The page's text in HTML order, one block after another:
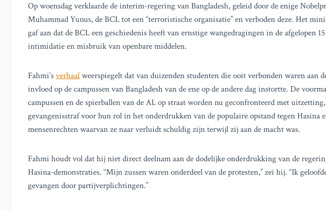
Op woensdag verklaarde de interim-regering van Bangladesh, geleid door de enige
Muhammad Yunus, de BCL tot een “terroristische organisatie” en verboden deze. Het
gaf aan dat de BCL een geschiedenis heeft van ernstige wangedragingen in de afgelopen
intimidatie en misbruik van openbare middelen.
Fahmi’sverhaalweerspiegelt dat van duizenden studenten die ooit verbonden waren aan
invloed op de campussen van Bangladesh van de ene op de andere dag instortte. De
campussen en de spierballen van de AL op straat worden nu geconfronteerd met
gevangenisstraf voor hun rol in het onderdrukken van de populaire opstand tegen Hasina
mensenrechten waarvan ze naar verluidt schuldig zijn terwijl zij aan de macht was.
Fahmi houdt vol dat hij niet direct deelnam aan de dodelijke onderdrukking van de
Hasina-demonstraties. “Mijn zussen waren onderdeel van de protesten,” zei hij. “Ik
gevangen door partijverplichtingen.”